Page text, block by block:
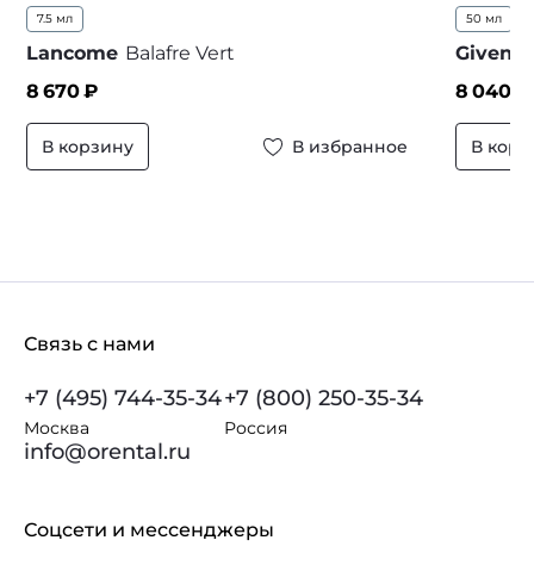
7.5 мл
Lancome Balafre Vert
8 670₽
В корзину В избранное
50 мл
8 040
В
Связь с нами
+7 (495) 744-35-34
Москва
+7 (800) 250-35-34
Россия
info@orental.ru
Соцсети и мессенджеры